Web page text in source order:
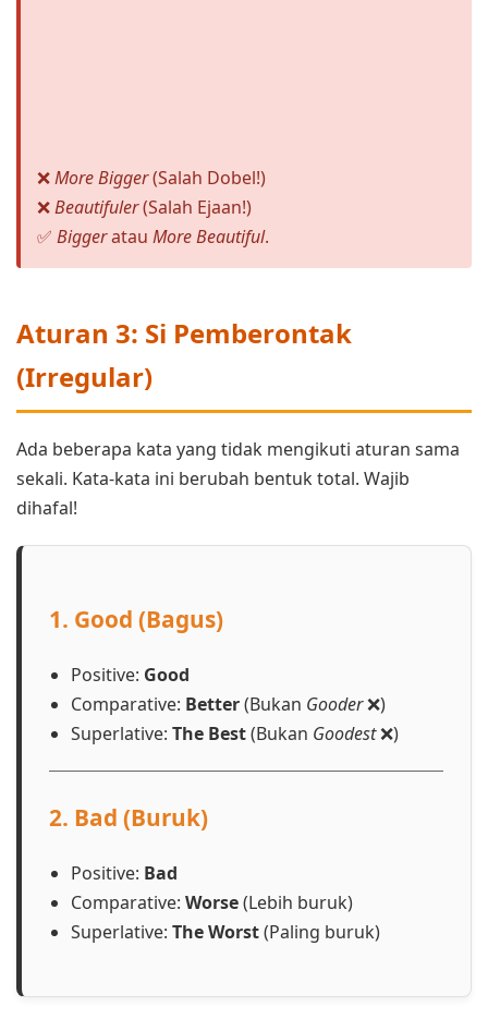
❌More Bigger(Salah Dobel!)
❌Beautifuler(Salah Ejaan!)
✅ Biggeratau More Beautiful.
Aturan 3: Si Pemberontak
(Irregular)
Ada beberapa kata yang tidak mengikuti aturan sama
sekali. Kata-kata ini berubah bentuk total. Wajib
dihafal!
1. Good (Bagus)
Positive: Good
Comparative: Better(Bukan Gooder❌)
Superlative: The Best(Bukan Goodest❌)
2. Bad (Buruk)
Positive: Bad
Comparative: Worse(Lebih buruk)
Superlative: The Worst(Paling buruk)